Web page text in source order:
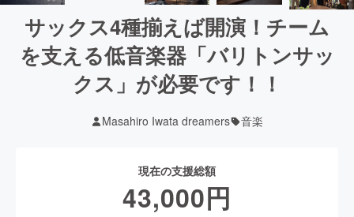
サックス4種揃えば開演！チーム
を支える低音楽器「バリトンサッ
クス」が必要です！！
Masahiro Iwata dreamers 音楽
現在の支援総額
43,000円